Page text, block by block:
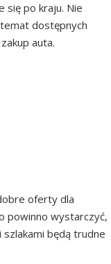
się po kraju. Nie
dostępnych
auta.
oferty dla
powinno wystarczyć,
będą trudne